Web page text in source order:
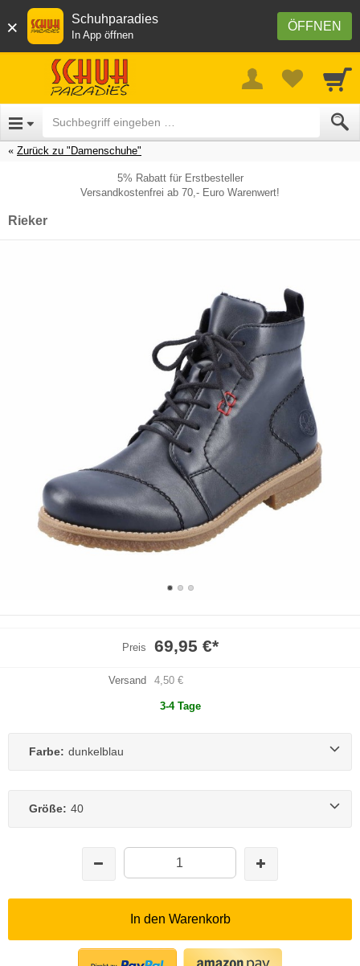
× ÖFFNEN
Schuhparadies
In App öffnen
Zurück zu "Damenschuhe"
5% Rabatt für Erstbesteller
Versandkostenfrei ab 70,- Euro Warenwert!
Rieker
Preis 69,95 €*
Versand 4,50 €
3-4 Tage
Farbe: dunkelblau
Größe: 40
In den Warenkorb